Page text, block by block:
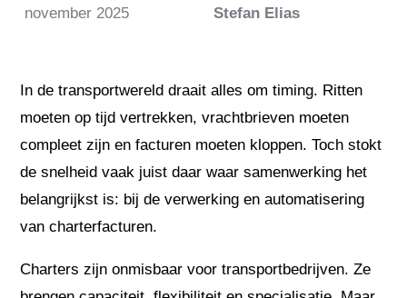
november 2025
Stefan Elias
In de transportwereld draait alles om timing. Ritten
moeten op tijd vertrekken, vrachtbrieven moeten
compleet zijn en facturen moeten kloppen. Toch stokt
de snelheid vaak juist daar waar samenwerking het
belangrijkst is: bij de verwerking en automatisering
van charterfacturen.
Charters zijn onmisbaar voor transportbedrijven. Ze